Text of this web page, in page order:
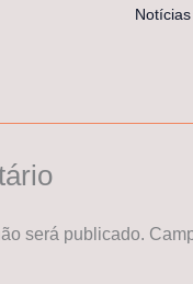
Notícias
será publicado.